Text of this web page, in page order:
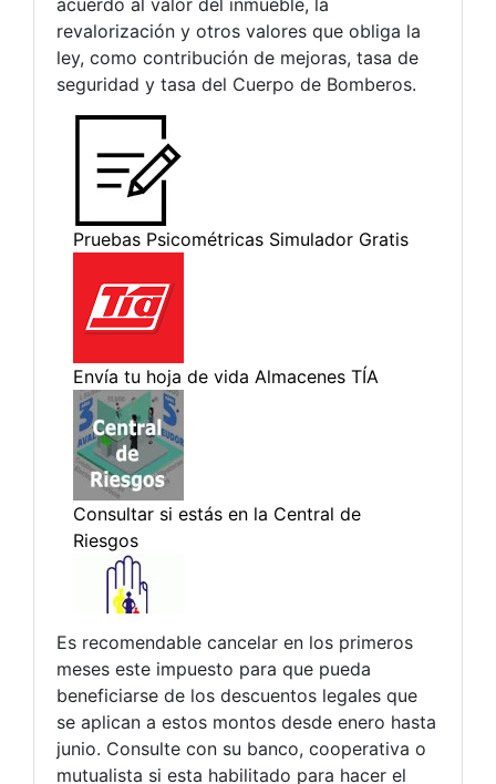
acuerdo al valor del inmueble, la
revalorización y otros valores que obliga la
ley, como contribución de mejoras, tasa de
seguridad y tasa del Cuerpo de Bomberos.
Es recomendable cancelar en los primeros
meses este impuesto para que pueda
beneficiarse de los descuentos legales que
se aplican a estos montos desde enero hasta
junio. Consulte con su banco, cooperativa o
mutualista si esta habilitado para hacer el